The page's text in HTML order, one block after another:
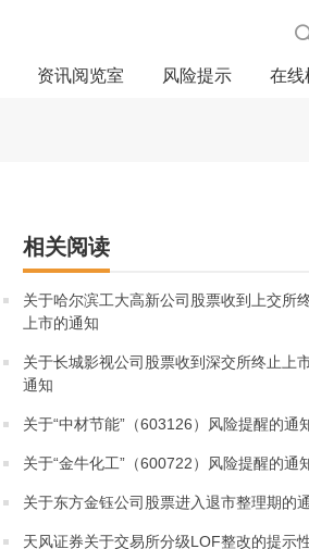
资讯阅览室 风险提示 在线
相关阅读
关于哈尔滨工大高新公司股票收到上交所
上市的通知
关于长城影视公司股票收到深交所终止上
通知
关于“中材节能”（603126）风险提醒的通
关于“金牛化工”（600722）风险提醒的通
关于东方金钰公司股票进入退市整理期的
天风证券关于交易所分级LOF整改的提示